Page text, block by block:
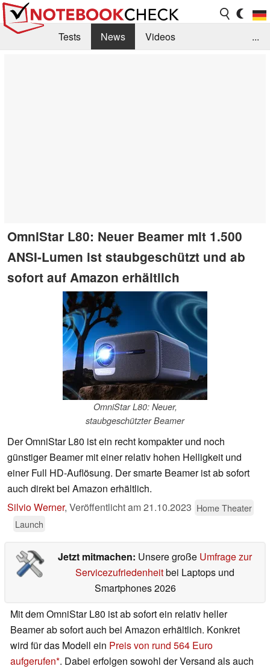
Tests News
Videos
...
OmniStar L80: Neuer Beamer mit 1.500
ANSI-Lumen ist staubgeschützt und ab
sofort auf Amazon erhältlich
OmniStar L80: Neuer,
staubgeschützter Beamer
Der OmniStar L80 ist ein recht kompakter und noch
günstiger Beamer mit einer relativ hohen Helligkeit und
einer Full HD-Auflösung. Der smarte Beamer ist ab sofort
auch direkt bei Amazon erhältlich.
Silvio Werner, Veröffentlicht am21.10.2023 Home Theater
Launch
Jetzt mitmachen: Unsere große Umfrage zur
Servicezufriedenheitbei Laptops und
Smartphones 2026
Mit dem OmniStar L80 ist ab sofort ein relativ heller
Beamer ab sofort auch bei Amazon erhältlich. Konkret
wird für das Modell ein Preis von rund 564 Euro
aufgerufen . Dabei erfolgen sowohl der Versand als auch